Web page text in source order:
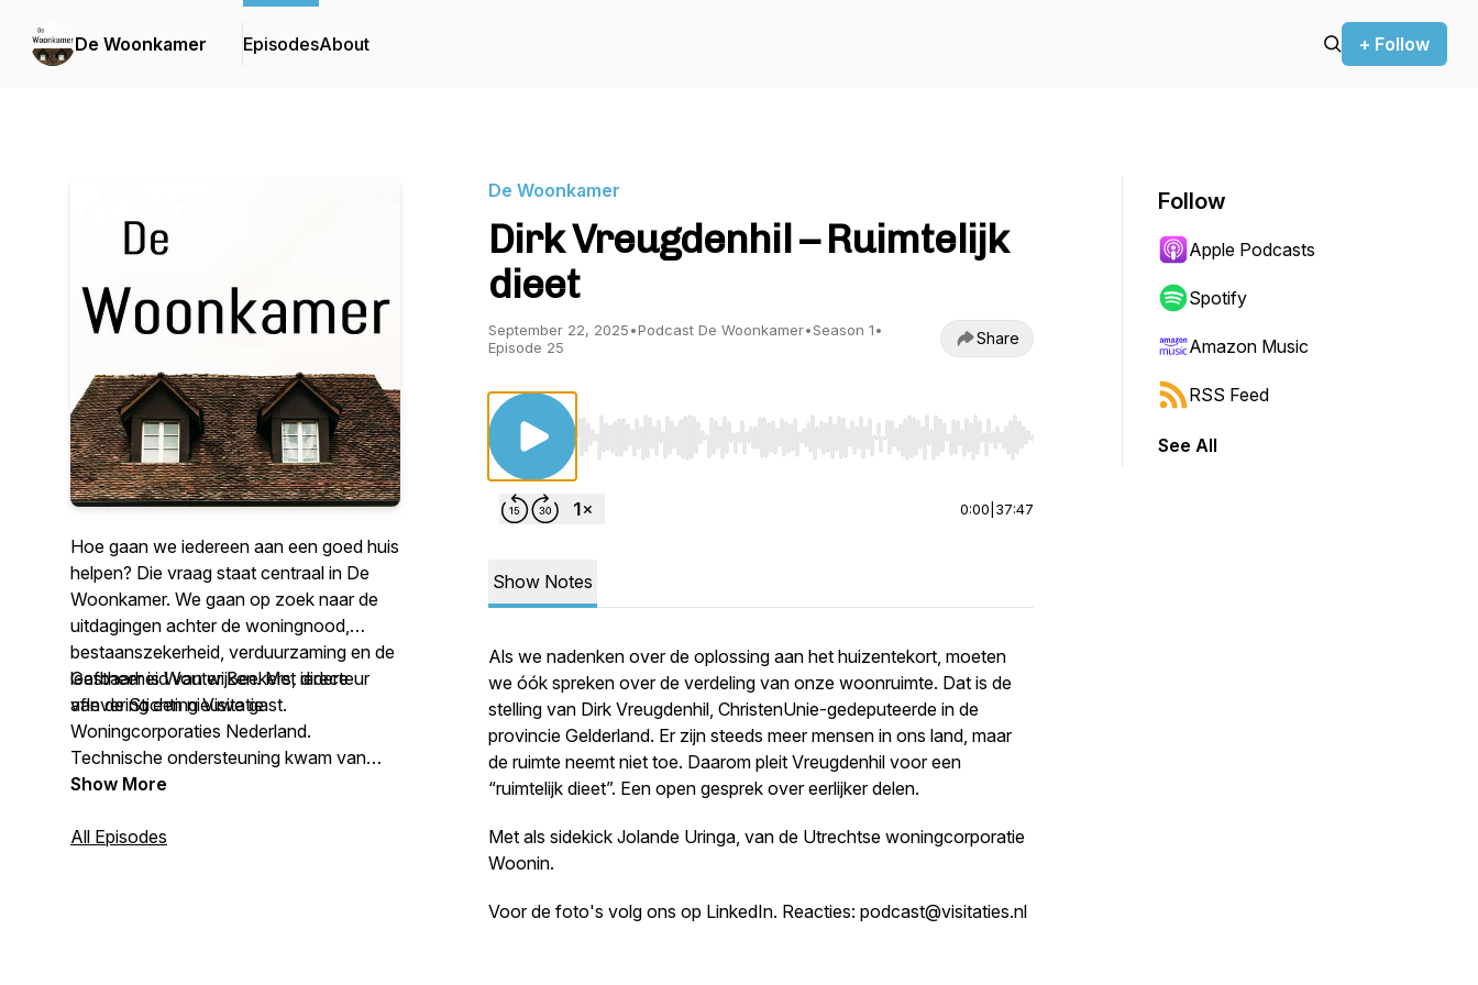
De Woonkamer EpisodesAbout + Follow
Hoe gaan we iedereen aan een goed huis
helpen? Die vraag staat centraal in De
Woonkamer. We gaan op zoek naar de
uitdagingen achter de woningnood,
bestaanszekerheid, verduurzaming en de
leefbaarheid van wijken. Met iedere
aflevering een nieuwe gast.
Gastheer is Wouter Beekers, directeur
van de Stichting Visitatie
Woningcorporaties Nederland.
Technische ondersteuning kwam van
Willem de Gelder van WdG Audio.
Voor meer info en de foto's volg ons op
Show More
All Episodes
De Woonkamer
Dirk Vreugdenhil – Ruimtelijk
dieet
September 22, 2025•Podcast De Woonkamer•Season 1•
Episode 25
Share
Use Left/Right to seek, Home/End to jump to start or end. Hold shift to jump forward or backward.
0:00 37:47
Show Notes
Als we nadenken over de oplossing aan het huizentekort, moeten
we óók spreken over de verdeling van onze woonruimte. Dat is de
stelling van Dirk Vreugdenhil, ChristenUnie-gedeputeerde in de
provincie Gelderland. Er zijn steeds meer mensen in ons land, maar
de ruimte neemt niet toe. Daarom pleit Vreugdenhil voor een
“ruimtelijk dieet”. Een open gesprek over eerlijker delen.
Met als sidekick Jolande Uringa, van de Utrechtse woningcorporatie
Woonin.
Voor de foto's volg ons op LinkedIn. Reacties: podcast@visitaties.nl
Follow
Apple Podcasts
Spotify
Amazon Music
RSS Feed
See All